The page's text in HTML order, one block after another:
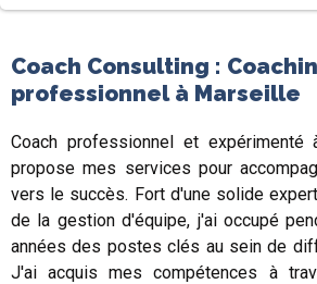
Coach Consulting :
professionnel à Marseille
Coach professionnel et expérimenté
propose mes services pour
vers le succès. Fort d'une solide
de la gestion d'équipe, j'ai occupé
années des postes clés au sein de
J'ai acquis mes compétences à